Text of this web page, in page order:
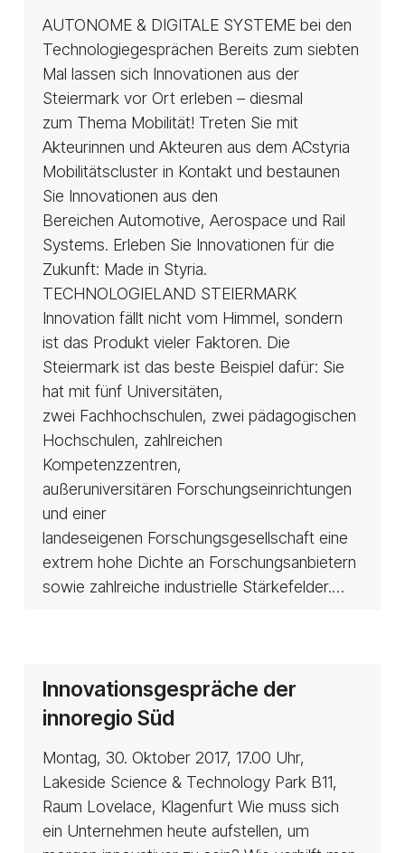
Alpbach
2018
AUTONOME & DIGITALE SYSTEME bei den
Technologiegesprächen Bereits zum siebten
Mal lassen sich Innovationen aus der
Steiermark vor Ort erleben – diesmal
zum Thema Mobilität! Treten Sie mit
Akteurinnen und Akteuren aus dem ACstyria
Mobilitätscluster in Kontakt und bestaunen
Sie Innovationen aus den
Bereichen Automotive, Aerospace und Rail
Systems. Erleben Sie Innovationen für die
Zukunft: Made in Styria.
TECHNOLOGIELAND STEIERMARK
Innovation fällt nicht vom Himmel, sondern
ist das Produkt vieler Faktoren. Die
Steiermark ist das beste Beispiel dafür: Sie
hat mit fünf Universitäten,
zwei Fachhochschulen, zwei pädagogischen
Hochschulen, zahlreichen
Kompetenzzentren,
außeruniversitären Forschungseinrichtungen
und einer
landeseigenen Forschungsgesellschaft eine
extrem hohe Dichte an Forschungsanbietern
sowie zahlreiche industrielle Stärkefelder.…
der
innoregio
Süd
Innovationsgespräche der
innoregio Süd
Montag, 30. Oktober 2017, 17.00 Uhr,
Lakeside Science & Technology Park B11,
Raum Lovelace, Klagenfurt Wie muss sich
ein Unternehmen heute aufstellen, um